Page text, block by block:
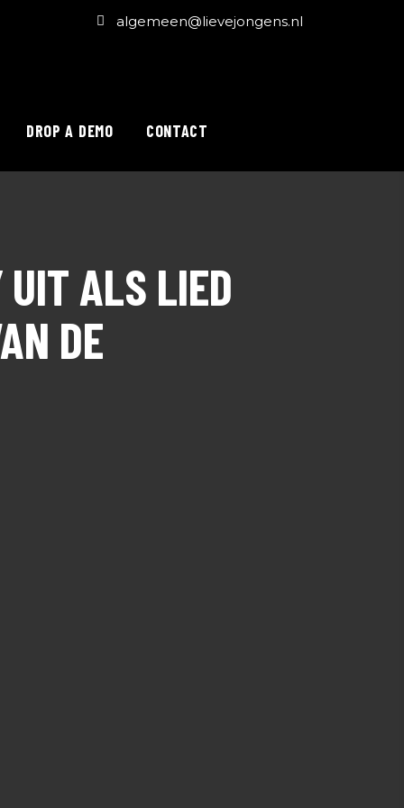
algemeen@lievejongens.nl
DROP A DEMO CONTACT
UIT ALS LIED
DE